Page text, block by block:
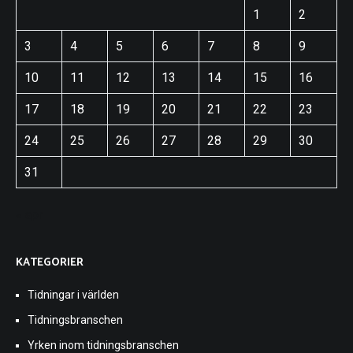
1 2
3 4 5 6 7 8 9
10 11 12 13 14 15 16
17 18 19 20 21 22 23
24 25 26 27 28 29 30
31
KATEGORIER
Tidningar i världen
Tidningsbranschen
Yrken inom tidningsbranschen